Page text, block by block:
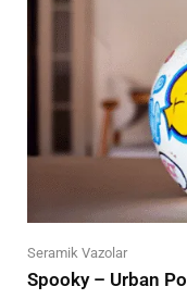
Seramik Vazolar
Spooky – Urban